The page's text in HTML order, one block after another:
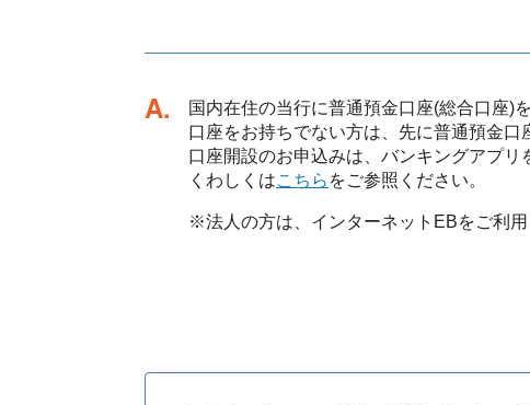
回答
国内在住の当行に普通預金口座(総合口座)
口座をお持ちでない方は、先に普通預金口
口座開設のお申込みは、バンキングアプリ
くわしくはこちら をご参照ください。
※法人の方は、インターネットEBをご利用